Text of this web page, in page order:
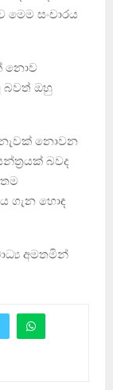
මෙම සංචාරය
නොව
බවත් ඔහු
නැවක් නොවන
බවද
ගැන හොඳ
අමතමින්